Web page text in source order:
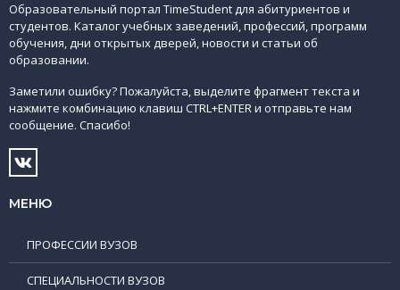
Образовательный портал TimeStudent для абитуриентов и
студентов. Каталог учебных заведений, профессий, программ
обучения, дни открытых дверей, новости и статьи об
образовании.
Заметили ошибку? Пожалуйста, выделите фрагмент текста и
нажмите комбинацию клавиш CTRL+ENTER и отправьте нам
сообщение. Спасибо!
МЕНЮ
ПРОФЕССИИ ВУЗОВ
СПЕЦИАЛЬНОСТИ ВУЗОВ